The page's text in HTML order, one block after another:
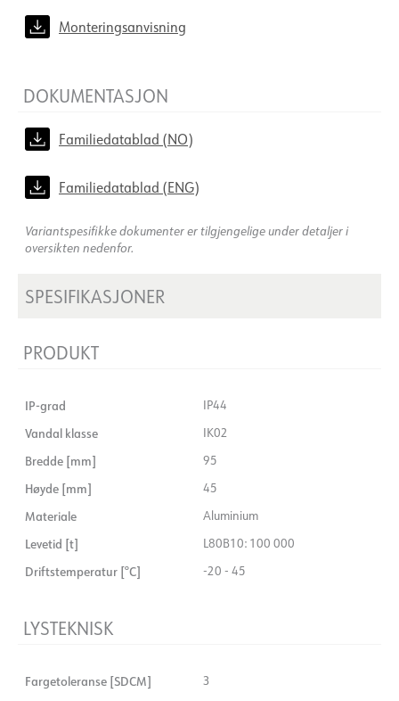
Monteringsanvisning
DOKUMENTASJON
Familiedatablad (NO)
Familiedatablad (ENG)
Variantspesifikke dokumenter er tilgjengelige under detaljer i
oversikten nedenfor.
SPESIFIKASJONER
PRODUKT
IP-grad IP44
Vandal klasse IK02
Bredde [mm] 95
Høyde [mm] 45
Materiale Aluminium
Levetid [t] L80B10: 100 000
Driftstemperatur [°C] -20 - 45
LYSTEKNISK
Fargetoleranse [SDCM] 3